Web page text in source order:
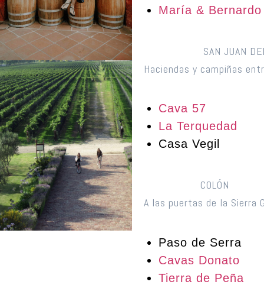
María &
SAN JUAN
Haciendas y campiñas
Cava 57
La Terquedad
Casa Vegil
COLÓN
A las puertas de la Sierra
Paso de Serra
Cavas Donato
Tierra de Peña